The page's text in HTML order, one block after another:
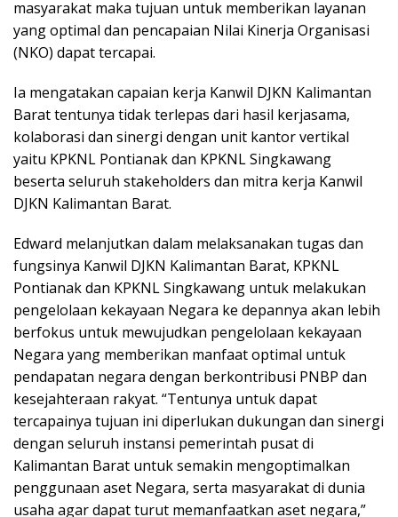
masyarakat maka tujuan untuk memberikan layanan
yang optimal dan pencapaian Nilai Kinerja Organisasi
(NKO) dapat tercapai.
Ia mengatakan capaian kerja Kanwil DJKN Kalimantan
Barat tentunya tidak terlepas dari hasil kerjasama,
kolaborasi dan sinergi dengan unit kantor vertikal
yaitu KPKNL Pontianak dan KPKNL Singkawang
beserta seluruh stakeholders dan mitra kerja Kanwil
DJKN Kalimantan Barat.
Edward melanjutkan dalam melaksanakan tugas dan
fungsinya Kanwil DJKN Kalimantan Barat, KPKNL
Pontianak dan KPKNL Singkawang untuk melakukan
pengelolaan kekayaan Negara ke depannya akan lebih
berfokus untuk mewujudkan pengelolaan kekayaan
Negara yang memberikan manfaat optimal untuk
pendapatan negara dengan berkontribusi PNBP dan
kesejahteraan rakyat. “Tentunya untuk dapat
tercapainya tujuan ini diperlukan dukungan dan sinergi
dengan seluruh instansi pemerintah pusat di
Kalimantan Barat untuk semakin mengoptimalkan
penggunaan aset Negara, serta masyarakat di dunia
usaha agar dapat turut memanfaatkan aset negara,”